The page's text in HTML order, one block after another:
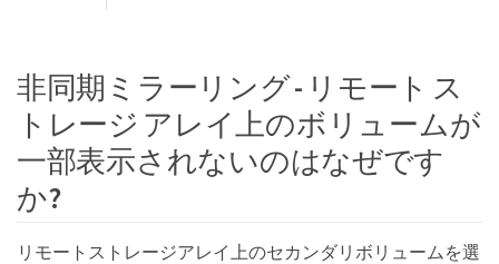
非同期ミラーリング - リモート ス
トレージ アレイ上のボリュームが
一部表示されないのはなぜです
か?
リモートストレージアレイ上のセカンダリボリュームを選